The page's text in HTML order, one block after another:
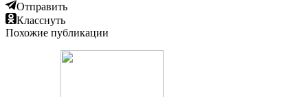
Отправить
Класснуть
Похожие публикации